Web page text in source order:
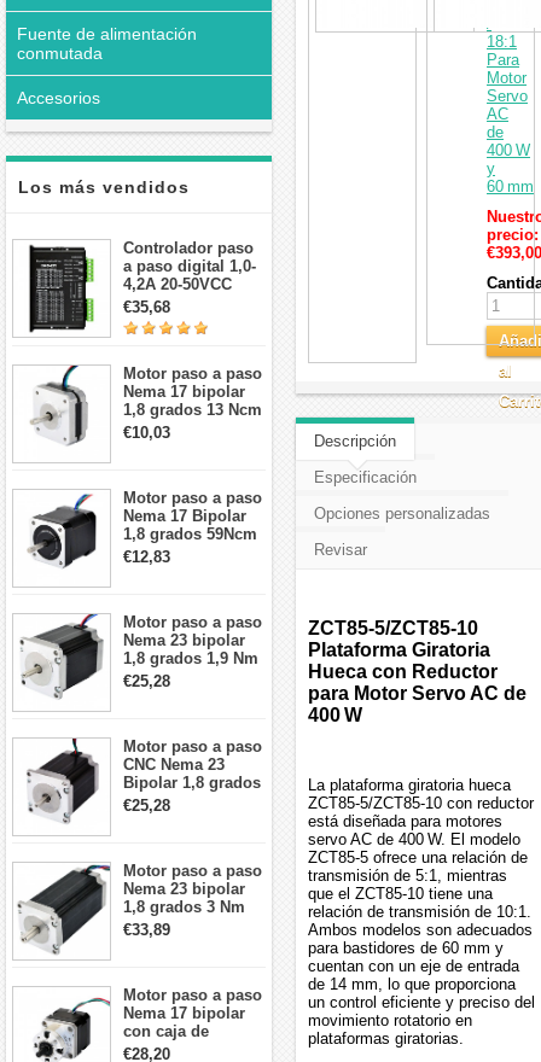
Fuente de alimentación
conmutada
Accesorios
Los más vendidos
Controlador paso
a paso digital 1,0-
4,2A 20-50VCC
para motor paso a
paso Nema 17, 23,
24
€35,68
Motor paso a paso
Nema 17 bipolar
1,8 grados 13 Ncm
1A 3,5 V
42x42x20mm 4
€10,03
Motor paso a paso
Nema 17 Bipolar
1,8 grados 59Ncm
2A 42x48mm 4
cables compatible
€12,83
Motor paso a paso
Nema 23 bipolar
1,8 grados 1,9 Nm
2,8 A 3,2 V
57x57x76mm 4
€25,28
Motor paso a paso
CNC Nema 23
Bipolar 1,8 grados
1,9 Nm 3A 3,36 V
57x57x76mm 4
€25,28
Motor paso a paso
Nema 23 bipolar
1,8 grados 3 Nm
4,2A 57x57x114mm
motor paso a paso
€33,89
Motor paso a paso
Nema 17 bipolar
con caja de
cambios planetaria
€28,20
/
18:1
Para
Motor
Servo
AC
de
400 W
y
60 mm
precio:
€393,00
al
Descripción
Especificación
Opciones personalizadas
Revisar
ZCT85-5/ZCT85-10
Plataforma Giratoria
Hueca con Reductor
para Motor Servo AC de
400 W
La plataforma giratoria hueca
ZCT85-5/ZCT85-10 con reductor
está diseñada para motores
servo AC de 400 W. El modelo
ZCT85-5 ofrece una relación de
transmisión de 5:1, mientras
que el ZCT85-10 tiene una
relación de transmisión de 10:1.
Ambos modelos son adecuados
para bastidores de 60 mm y
cuentan con un eje de entrada
de 14 mm, lo que proporciona
un control eficiente y preciso del
movimiento rotatorio en
plataformas giratorias.